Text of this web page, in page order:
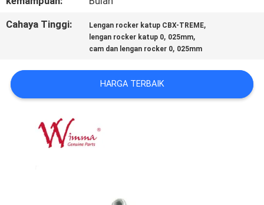
SITUS
PRIBADI
Cahaya Tinggi:
Lengan rocker katup CBX-TREME,
lengan rocker katup 0, 025mm,
cam dan lengan rocker 0, 025mm
HARGA TERBAIK